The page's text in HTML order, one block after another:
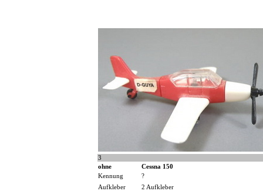
3
ohne
Cessna 150
Kennung
?
Aufkleber
2 Aufkleber